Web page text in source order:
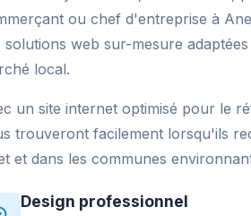
ou chef d'entreprise à
solutions web sur-mesure
local.
un site internet optimisé pour le
trouveront facilement lorsqu'ils
et dans les communes
Design professionnel